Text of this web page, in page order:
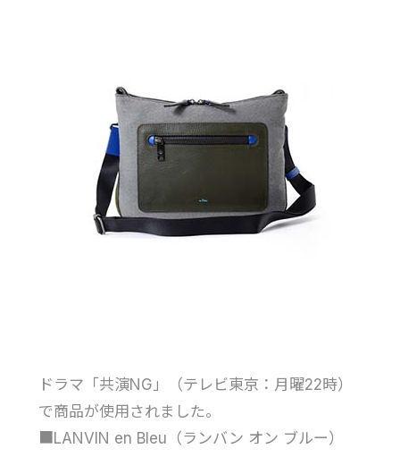
ドラマ「共演NG」（テレビ東京：月曜22時）
で商品が使用されました。
■LANVIN en Bleu（ランバン オン ブルー）